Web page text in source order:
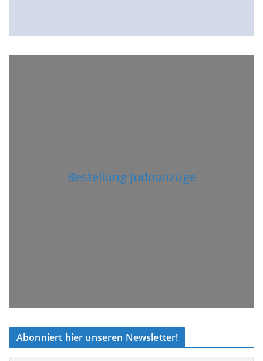
Bestellung Judoanzüge
Abonniert hier unseren Newsletter!